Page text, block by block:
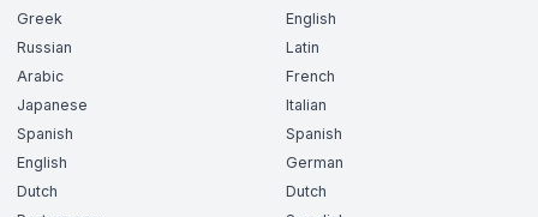
Greek
Russian
Arabic
Japanese
Spanish
English
Dutch
English
Latin
French
Italian
Spanish
German
Dutch